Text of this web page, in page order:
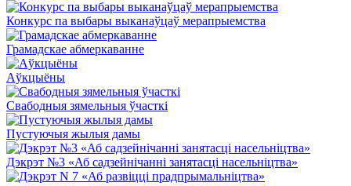
Конкурс па выбары выканаўцаў мерапрыемства
Грамадскае абмеркаванне
Аўкцыёны
Свабодныя зямельныя ўчасткі
Пустуючыя жылыя дамы
Дэкрэт №3 «Аб садзейнічанні занятасці насельніцтва»